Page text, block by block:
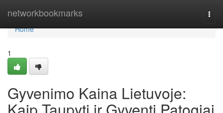
networkbookmarks
Home
Home
1
Gyvenimo Kaina Lietuvoje: